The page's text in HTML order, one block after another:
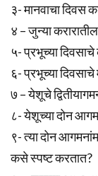
३- मानवाचा दिवस
४ – जुन्या
५- प्रभूच्या
६- प्रभूच्या दिवसाचे
७ – येशूचे
८- येशूच्या दोन
९- त्या दोन
कसे स्पष्ट करतात?